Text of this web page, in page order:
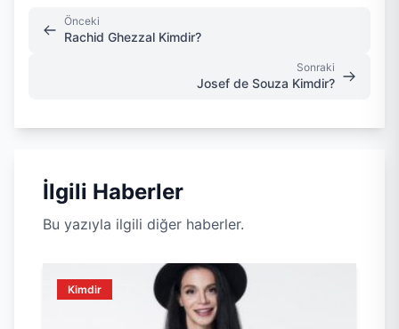
Önceki
Rachid Ghezzal Kimdir?
Sonraki
Josef de Souza Kimdir?
İlgili Haberler
Bu yazıyla ilgili diğer haberler.
Kimdir